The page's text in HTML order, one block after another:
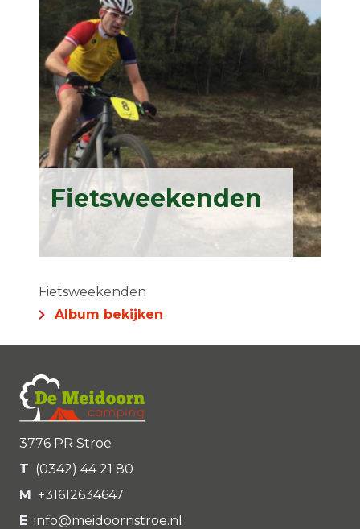
Fietsweekenden
Fietsweekenden
Album bekijken
3776 PR Stroe
T (0342) 44 21 80
M +31612634647
E info@meidoornstroe.nl